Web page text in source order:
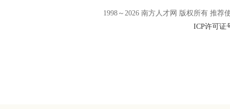
1998～ 2026 南方人才网 版权所有 推荐
ICP许可证